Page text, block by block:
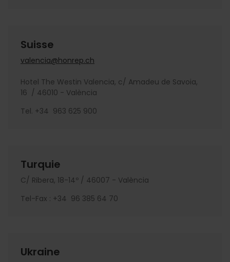
Suisse
valencia@honrep.ch
Hotel The Westin Valencia, c/ Amadeu de Savoia,
16 / 46010 - València
Tel. +34 963 625 900
Turquie
C/ Ribera, 18-14º / 46007 - València
Tel-Fax : +34 96 385 64 70
Ukraine